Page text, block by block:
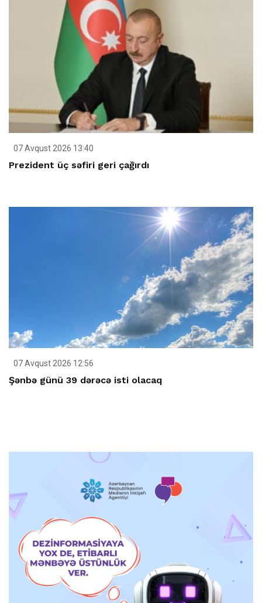
07 Avqust 2026 13:40
Prezident üç səfiri geri çağırdı
07 Avqust 2026 12:56
Şənbə günü 39 dərəcə isti olacaq